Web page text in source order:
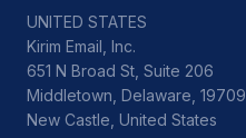
UNITED STATES
Kirim Email, Inc.
651 N Broad St, Suite 206
Middletown, Delaware, 19709
New Castle, United States